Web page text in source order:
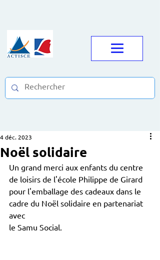
Noël solidaire
4 déc. 2023
Un grand merci aux enfants du centre
de loisirs de l'école Philippe de Girard
pour l'emballage des cadeaux dans le
cadre du Noël solidaire en partenariat
avec
le Samu Social.